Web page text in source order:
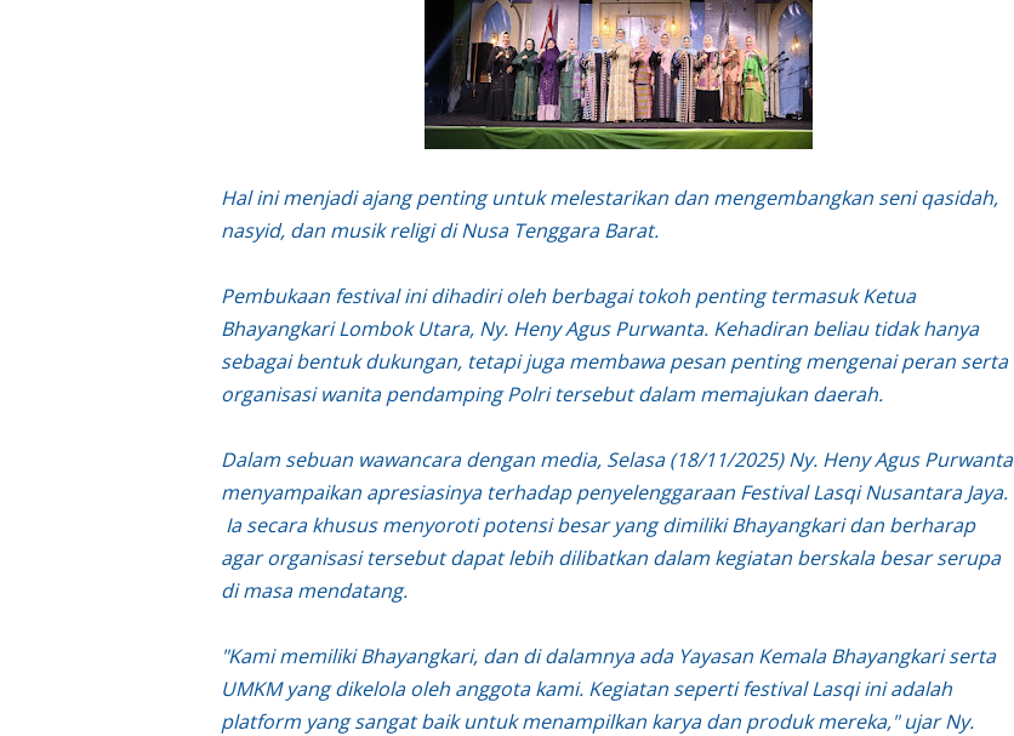
Polsek Sandubaya Kawal Prosesi Ngaben di Cilinaya
Kapolsek Lingsar Apresiasi Relawan Evakuasi Wisatawan Berikan HT
Semarak HUT RI ke-81, Polsek Mataram Bagikan Bendera Merah Putih
Polda NTB Sabet Juara III Bulutangkis Kapolri Cup 2026
Kapolsek Dampingi Wakapolda NTB Gelar Program Polmas di Kelurahan Taman Sari
Sambut HUT ke-81 RI, Polsek Mataram Ajak Warga Kibarkan Merah Putih
Jelang HUT RI ke_81 _Kunker Kapolri Polda NTB Gelar Apel Siaga Kamtibmas Serentak
Hal ini menjadi ajang penting untuk melestarikan dan mengembangkan seni qasidah,
nasyid, dan musik religi di Nusa Tenggara Barat.
Pembukaan festival ini dihadiri oleh berbagai tokoh penting termasuk Ketua
Bhayangkari Lombok Utara, Ny. Heny Agus Purwanta. Kehadiran beliau tidak hanya
sebagai bentuk dukungan, tetapi juga membawa pesan penting mengenai peran serta
organisasi wanita pendamping Polri tersebut dalam memajukan daerah.
Dalam sebuan wawancara dengan media, Selasa (18/11/2025) Ny. Heny Agus Purwanta
menyampaikan apresiasinya terhadap penyelenggaraan Festival Lasqi Nusantara Jaya.
Ia secara khusus menyoroti potensi besar yang dimiliki Bhayangkari dan berharap
agar organisasi tersebut dapat lebih dilibatkan dalam kegiatan berskala besar serupa
di masa mendatang.
"Kami memiliki Bhayangkari, dan di dalamnya ada Yayasan Kemala Bhayangkari serta
UMKM yang dikelola oleh anggota kami. Kegiatan seperti festival Lasqi ini adalah
platform yang sangat baik untuk menampilkan karya dan produk mereka," ujar Ny.